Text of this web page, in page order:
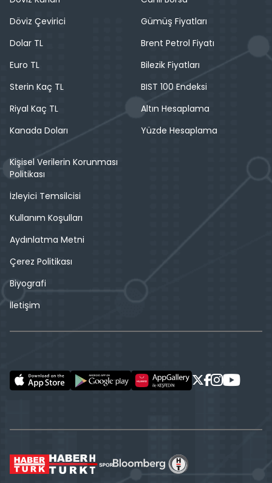
Döviz Çevirici
Dolar TL
Euro TL
Sterin Kaç TL
Riyal Kaç TL
Kanada Doları
Gümüş Fiyatları
Brent Petrol Fiyatı
Bilezik Fiyatları
BIST 100 Endeksi
Altın Hesaplama
Yüzde Hesaplama
Kişisel Verilerin Korunması
Politikası
İzleyici Temsilcisi
Kullanım Koşulları
Aydınlatma Metni
Çerez Politikası
Biyografi
İletişim